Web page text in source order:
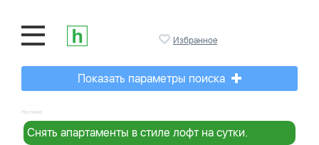
Избранное
Показать параметры поиска
Реклама:
Снять апартаменты в стиле лофт на сутки.